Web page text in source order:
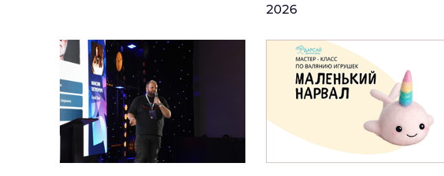
2026